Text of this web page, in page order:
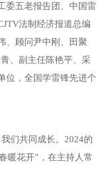
委五老报告团、中国雷
法制经济报道总编
、顾问尹中刚、田聚
、副主任陈艳平、采
位，全国学雷锋先进个
们共同成长。2024的
暖花开”，在主持人常